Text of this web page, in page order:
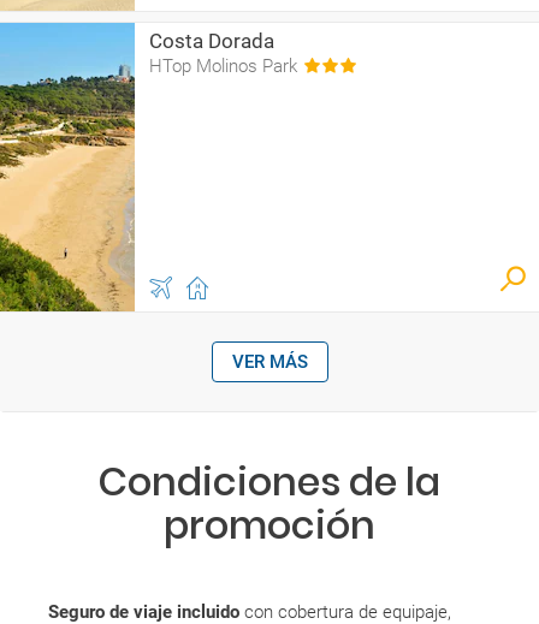
Costa Dorada
HTop Molinos Park
VER MÁS
Condiciones de la
promoción
Seguro de viaje incluido con cobertura de equipaje,